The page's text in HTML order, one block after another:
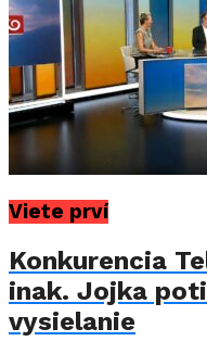
Viete prví
Konkurencia
inak. Jojka
vysielanie